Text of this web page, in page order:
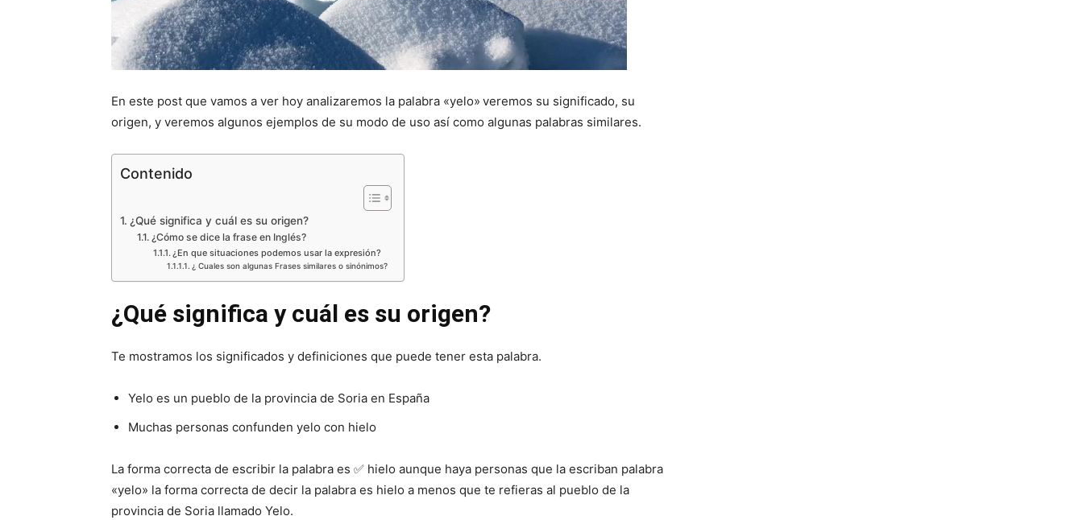
En este post que vamos a ver hoy analizaremos la palabra «yelo» veremos su significado, su
origen, y veremos algunos ejemplos de su modo de uso así como algunas palabras similares.
Contenido
¿Qué significa y cuál es su origen?
¿Cómo se dice la frase en Inglés?
¿En que situaciones podemos usar la expresión?
¿ Cuales son algunas Frases similares o sinónimos?
¿Qué significa y cuál es su origen?
Te mostramos los significados y definiciones que puede tener esta palabra.
Yelo es un pueblo de la provincia de Soria en España
Muchas personas confunden yelo con hielo
La forma correcta de escribir la palabra es ✅ hielo aunque haya personas que la escriban palabra
«yelo» la forma correcta de decir la palabra es hielo a menos que te refieras al pueblo de la
provincia de Soria llamado Yelo.